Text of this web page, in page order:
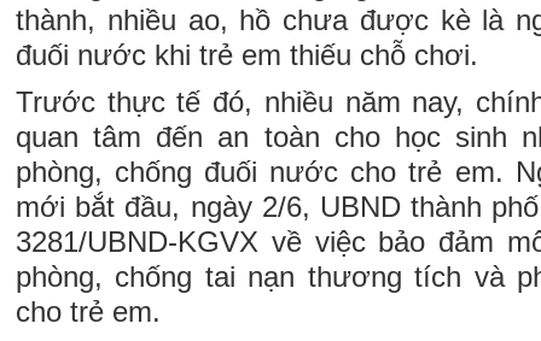
thành, nhiều ao, hồ chưa được kè là
đuối nước khi trẻ em thiếu chỗ chơi.
Trước thực tế đó, nhiều năm nay,
quan tâm đến an toàn cho học sinh
phòng, chống đuối nước cho trẻ em.
mới bắt đầu, ngày 2/6, UBND thành
3281/UBND-KGVX về việc bảo đảm
phòng, chống tai nạn thương tích và
cho trẻ em.